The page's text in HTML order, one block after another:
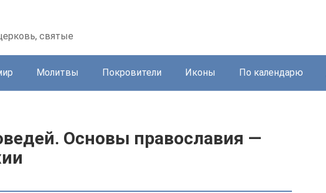
святые
Молитвы Покровители Иконы По календарю
Основы православия —